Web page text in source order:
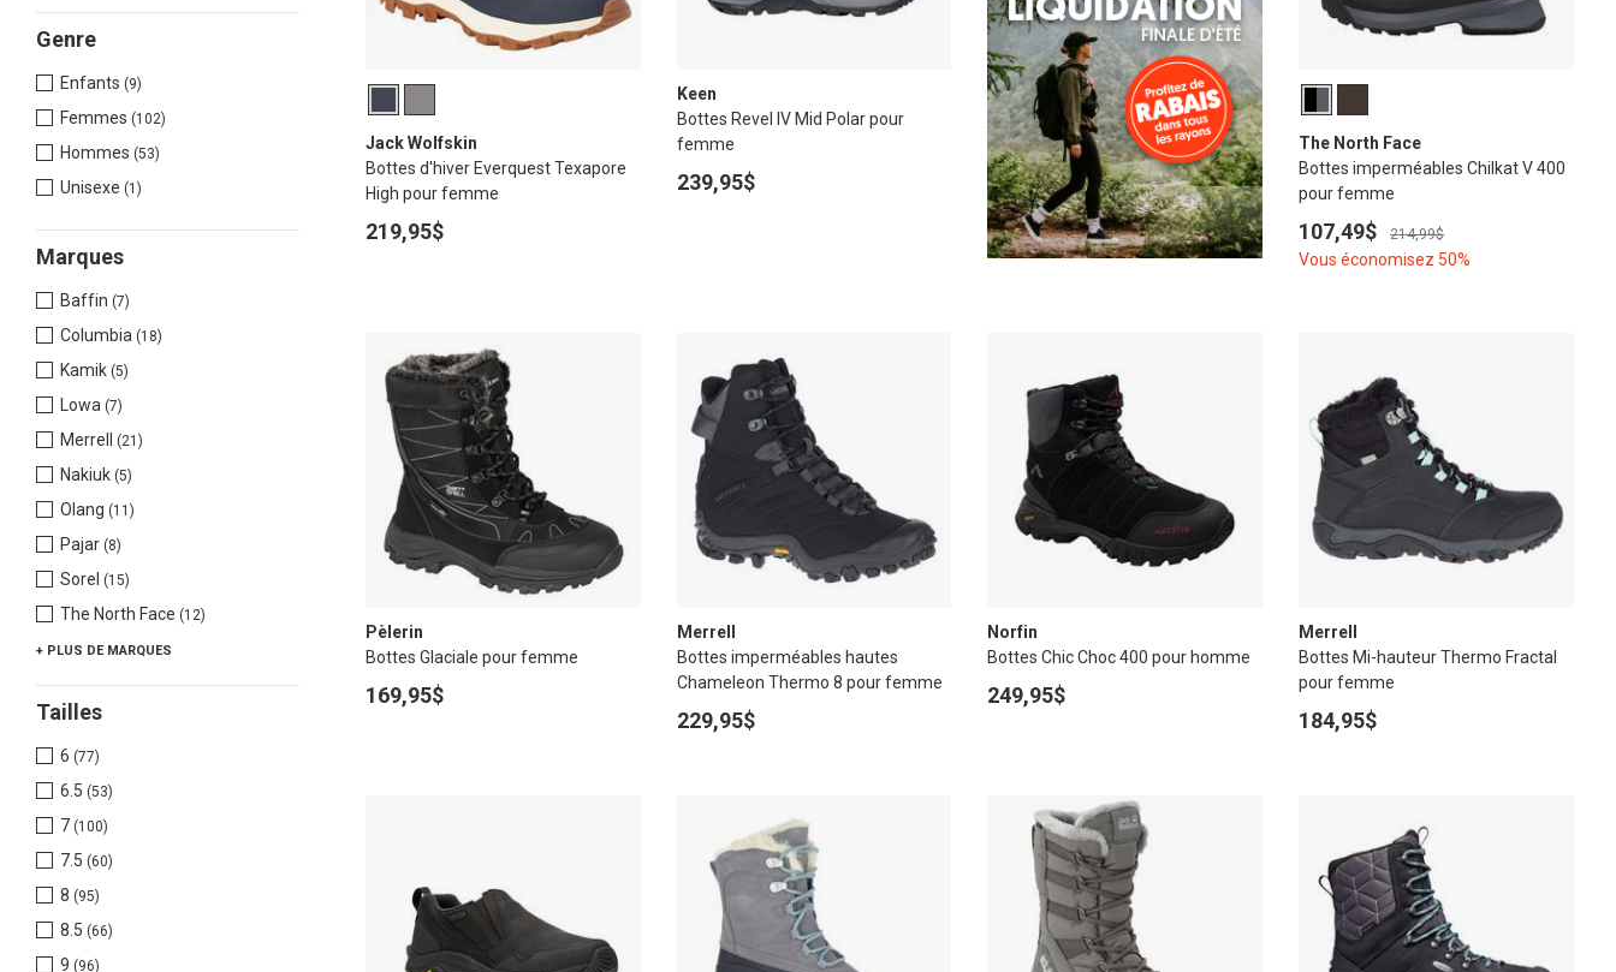
Genre
Enfants (9)
Femmes (102)
Hommes (53)
Unisexe (1)
Marques
Baffin (7)
Columbia (18)
Kamik (5)
Lowa (7)
Merrell (21)
Nakiuk (5)
Olang (11)
Pajar (8)
Sorel (15)
The North Face (12)
+ PLUS DE MARQUES
Tailles
6 (77)
6.5 (53)
7 (100)
7.5 (60)
8 (95)
8.5 (66)
9 (96)
Jack Wolfskin
Bottes d'hiver Everquest Texapore
High pour femme
219,95$
Keen
Bottes Revel IV Mid Polar pour
femme
239,95$
The North Face
Bottes imperméables Chilkat V 400
pour femme
107,49$ 214,99$
Vous économisez 50%
Pèlerin
Bottes Glaciale pour femme
169,95$
Merrell
Bottes imperméables hautes
Chameleon Thermo 8 pour femme
229,95$
Norfin
Bottes Chic Choc 400 pour homme
249,95$
Merrell
Bottes Mi-hauteur Thermo Fractal
pour femme
184,95$